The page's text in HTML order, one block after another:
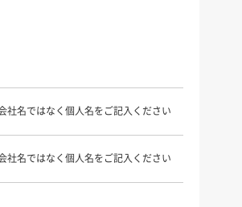
社名ではなく個人名をご記入ください
社名ではなく個人名をご記入ください